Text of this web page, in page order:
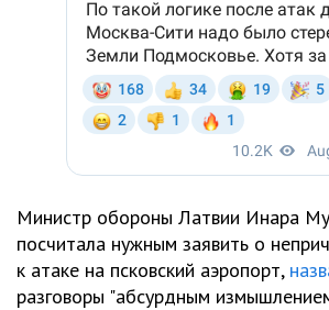
Министр обороны Латвии Инара
посчитала нужным заявить о
к атаке на псковский аэропорт,
разговоры "абсурдным